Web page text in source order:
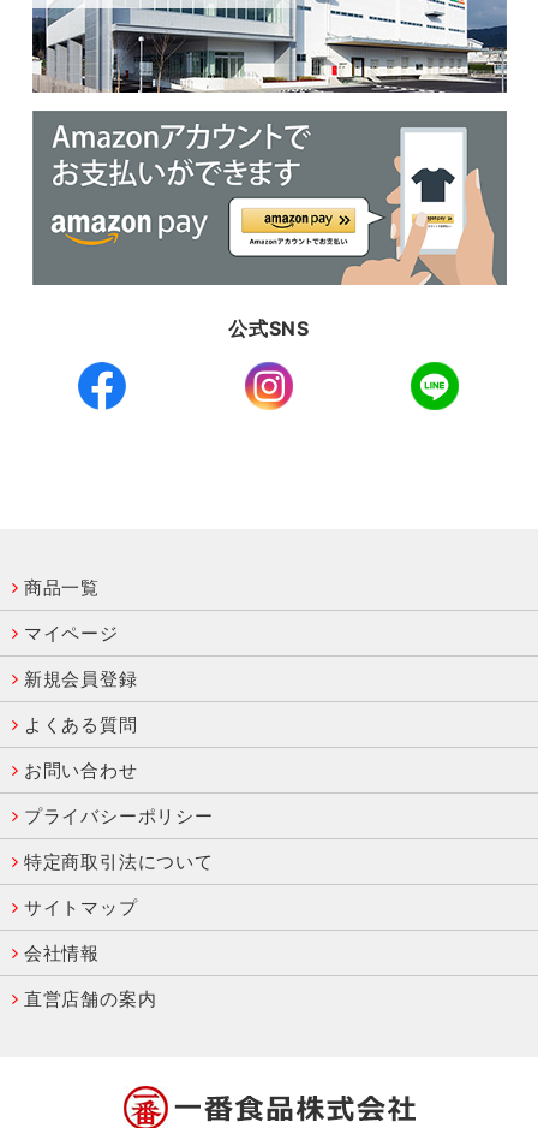
公式SNS
商品一覧
マイページ
新規会員登録
よくある質問
お問い合わせ
プライバシーポリシー
特定商取引法について
サイトマップ
会社情報
直営店舗の案内